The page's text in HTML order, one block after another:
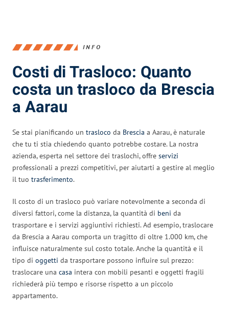
INFO
Costi di Trasloco: Quanto
costa un trasloco da Brescia
a Aarau
Se stai pianificando un trasloco da Brescia a Aarau, è naturale
che tu ti stia chiedendo quanto potrebbe costare. La nostra
azienda, esperta nel settore dei traslochi, offre servizi
professionali a prezzi competitivi, per aiutarti a gestire al meglio
il tuo trasferimento.
Il costo di un trasloco può variare notevolmente a seconda di
diversi fattori, come la distanza, la quantità di beni da
trasportare e i servizi aggiuntivi richiesti. Ad esempio, traslocare
da Brescia a Aarau comporta un tragitto di oltre 1.000 km, che
influisce naturalmente sul costo totale. Anche la quantità e il
tipo di oggetti da trasportare possono influire sul prezzo:
traslocare una casa intera con mobili pesanti e oggetti fragili
richiederà più tempo e risorse rispetto a un piccolo
appartamento.